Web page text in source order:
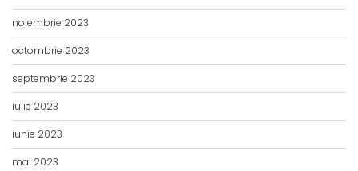
noiembrie 2023
octombrie 2023
septembrie 2023
iulie 2023
iunie 2023
mai 2023